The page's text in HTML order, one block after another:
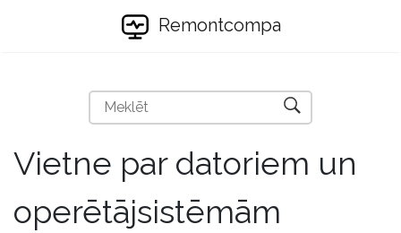
Remontcompa
Vietne par datoriem un
operētājsistēmām